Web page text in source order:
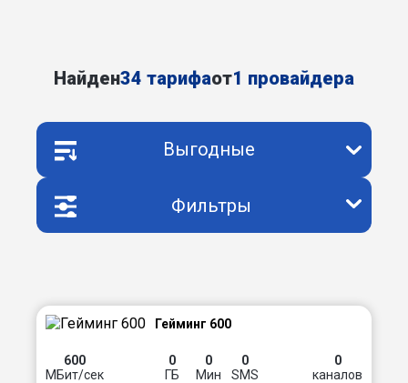
Найден34 тарифаот1 провайдера
Выгодные
Фильтры
Гейминг 600
600
МБит/сек
0
ГБ
0
Мин
0
SMS
0
каналов